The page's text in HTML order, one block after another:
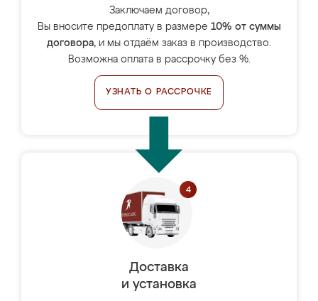
Заключаем договор,
Вы вносите предоплату в размере 10% от суммы
договора, и мы отдаём заказ в производство.
Возможна оплата в рассрочку без %.
УЗНАТЬ О РАССРОЧКЕ
Доставка
и установка